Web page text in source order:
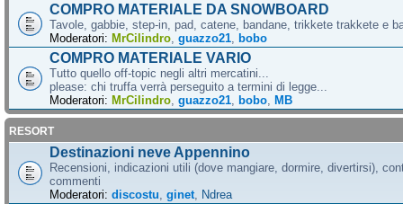
COMPRO MATERIALE DA SNOWBOARD
Tavole, gabbie, step-in, pad, catene, bandane, trikkete trakkete e
Moderatori: MrCilindro guazzo21 bobo
COMPRO MATERIALE VARIO
Tutto quello off-topic negli altri mercatini...
please: chi truffa verrà perseguito a termini di legge...
Moderatori: MrCilindro guazzo21 bobo MB
RESORT
Destinazioni neve Appennino
Recensioni, indicazioni utili (dove mangiare, dormire, divertirsi),
commenti
Moderatori: discostu ginet Ndrea